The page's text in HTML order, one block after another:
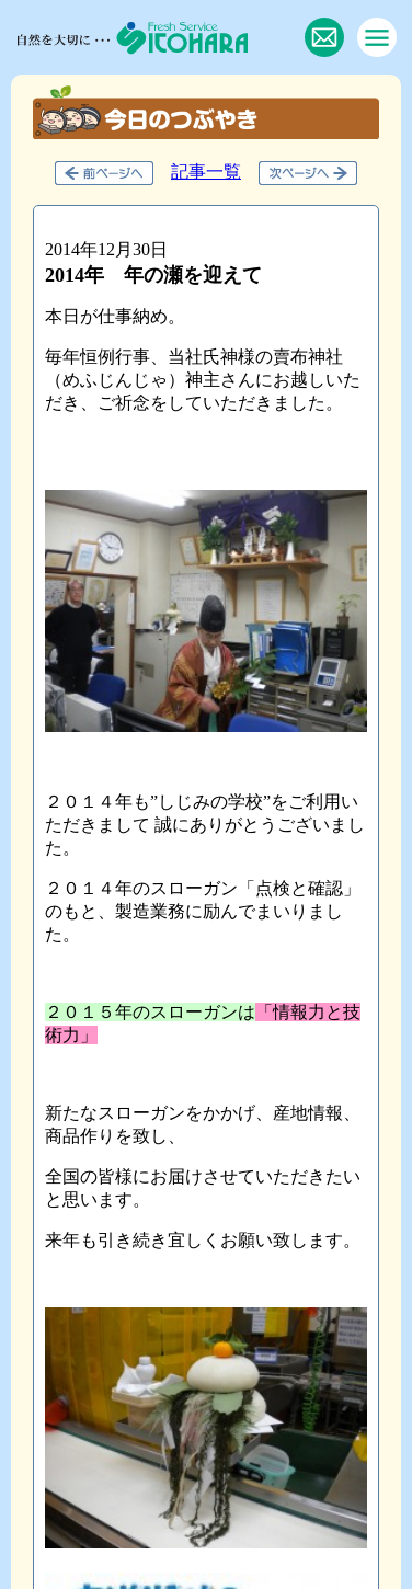
記事一覧
2014年12月30日
2014年 年の瀬を迎えて
本日が仕事納め。
毎年恒例行事、当社氏神様の賣布神社
（めふじんじゃ）神主さんにお越しいた
だき、
ご祈念をしていただきました。
２０１４年も”しじみの学校”をご利用い
ただきまして 誠にありがとうございまし
た。
２０１４年のスローガン「点検と確認」
のもと、製造業務に励んでまいりまし
た。
２０１５年のスローガンは 「情報力と技
術力」
新たなスローガンをかかげ、産地情報、
商品作りを致し、
全国の皆様にお届けさせていただきたい
と思います。
来年も引き続き宜しくお願い致します。